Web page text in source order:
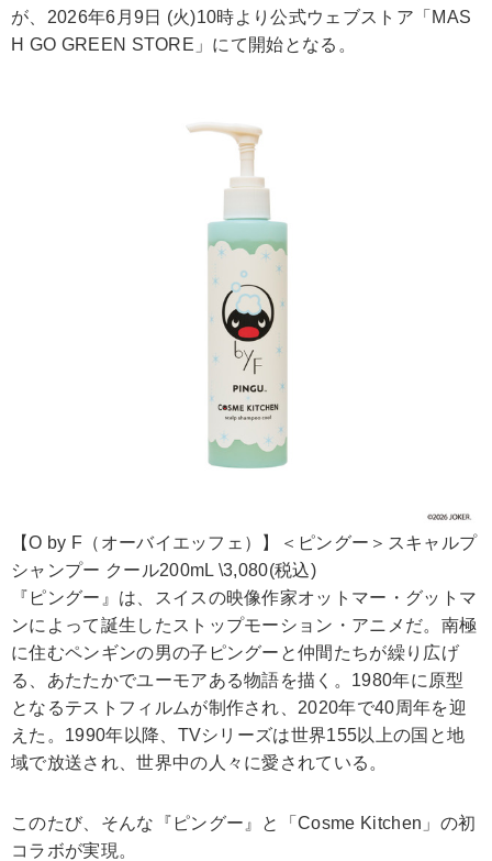
が、2026年6月9日 (火)10時より公式ウェブストア「MAS
H GO GREEN STORE」にて開始となる。
【O by F（オーバイエッフェ）】＜ピングー＞スキャルプ
シャンプー クール200mL \3,080(税込)
『ピングー』は、スイスの映像作家オットマー・グットマ
ンによって誕生したストップモーション・アニメだ。南極
に住むペンギンの男の子ピングーと仲間たちが繰り広げ
る、あたたかでユーモアある物語を描く。1980年に原型
となるテストフィルムが制作され、2020年で40周年を迎
えた。1990年以降、TVシリーズは世界155以上の国と地
域で放送され、世界中の人々に愛されている。
このたび、そんな『ピングー』と「Cosme Kitchen」の初
コラボが実現。